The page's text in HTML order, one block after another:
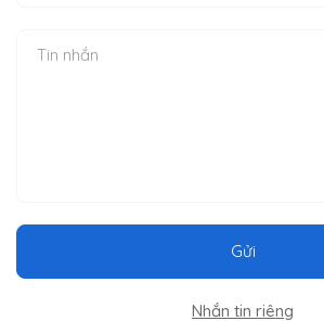
Gửi
Nhắn tin riêng